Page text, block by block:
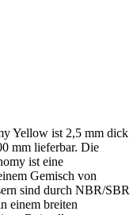
Yellow ist 2,5 mm dick
mm lieferbar. Die
ist eine
Gemisch von
sind durch NBR/SBR
einem breiten